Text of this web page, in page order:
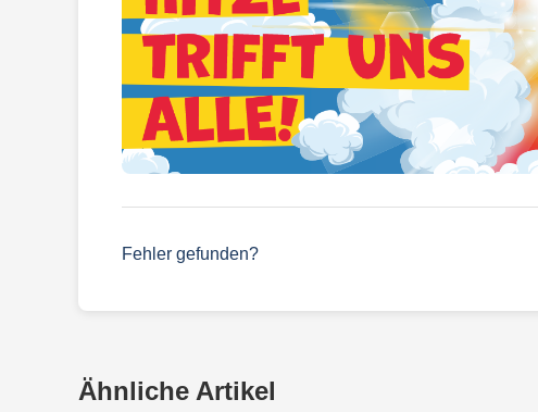
Fehler gefunden?
Ähnliche Artikel